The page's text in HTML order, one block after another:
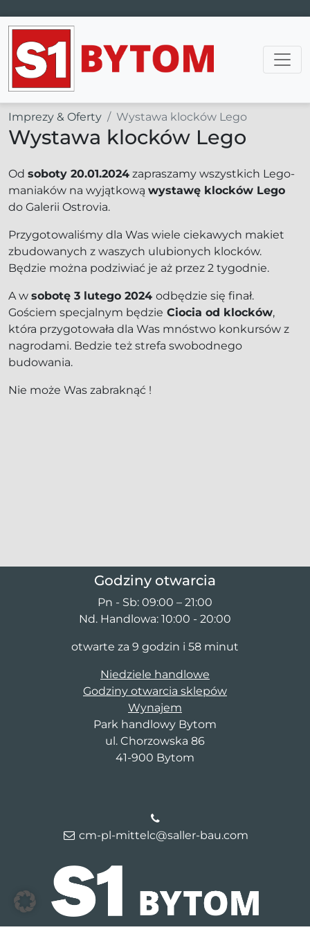
Main Navigation
Imprezy & Oferty Wystawa klocków Lego
Wystawa klocków Lego
Od soboty 20.01.2024 zapraszamy wszystkich Lego-
maniaków na wyjątkową wystawę klocków Lego
do Galerii Ostrovia.
Przygotowaliśmy dla Was wiele ciekawych makiet
zbudowanych z waszych ulubionych klocków.
Będzie można podziwiać je aż przez 2 tygodnie.
A w sobotę 3 lutego 2024 odbędzie się finał.
Gościem specjalnym będzie Ciocia od klocków,
która przygotowała dla Was mnóstwo konkursów z
nagrodami. Bedzie też strefa swobodnego
budowania.
Nie może Was zabraknąć !
Godziny otwarcia
Pn - Sb: 09:00 – 21:00
Nd. Handlowa: 10:00 - 20:00
otwarte za 9 godzin i 58 minut
Niedziele handlowe
Godziny otwarcia sklepów
Wynajem
Park handlowy Bytom
ul. Chorzowska 86
41-900 Bytom
cm-pl-mittelc@saller-bau.com